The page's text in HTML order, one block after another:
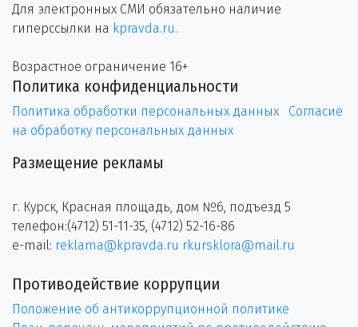
Для электронных СМИ обязательно наличие
гиперссылки на kpravda.ru.
Возрастное ограничение 16+
Политика конфиденциальности
Политика обработки персональных данных
Согласие
на обработку персональных данных
Размещение рекламы
г. Курск, Красная площадь, дом №6, подъезд 5
телефон:(4712) 51-11-35, (4712) 52-16-86
e-mail: reklama@kpravda.ru rkursklora@mail.ru
Противодействие коррупции
Положение об антикоррупционной политике